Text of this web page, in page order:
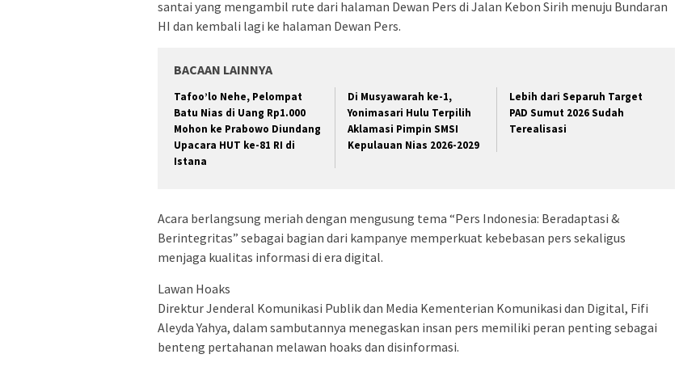
santai yang mengambil rute dari halaman Dewan Pers di Jalan Kebon Sirih menuju Bundaran
HI dan kembali lagi ke halaman Dewan Pers.
BACAAN LAINNYA
Tafoo’lo Nehe, Pelompat
Batu Nias di Uang Rp1.000
Mohon ke Prabowo Diundang
Upacara HUT ke-81 RI di
Istana
Di Musyawarah ke-1,
Yonimasari Hulu Terpilih
Aklamasi Pimpin SMSI
Kepulauan Nias 2026-2029
Lebih dari Separuh Target
PAD Sumut 2026 Sudah
Terealisasi
Acara berlangsung meriah dengan mengusung tema “Pers Indonesia: Beradaptasi &
Berintegritas” sebagai bagian dari kampanye memperkuat kebebasan pers sekaligus
menjaga kualitas informasi di era digital.
Lawan Hoaks
Direktur Jenderal Komunikasi Publik dan Media Kementerian Komunikasi dan Digital, Fifi
Aleyda Yahya, dalam sambutannya menegaskan insan pers memiliki peran penting sebagai
benteng pertahanan melawan hoaks dan disinformasi.